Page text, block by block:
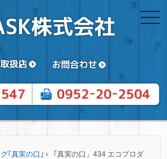
｢真実の口｣ ›
「真実の口」434 エコプロダ